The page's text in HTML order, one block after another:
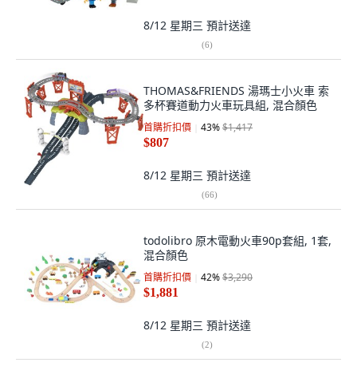
8/12 星期三 預計送達
(6)
THOMAS&FRIENDS 湯瑪士小火車 索
多杯賽道動力火車玩具組, 混合顏色
首購折扣價 43%$1,417
$807
8/12 星期三 預計送達
(66)
todolibro 原木電動火車90p套組, 1套,
混合顏色
首購折扣價 42%$3,290
$1,881
8/12 星期三 預計送達
(2)